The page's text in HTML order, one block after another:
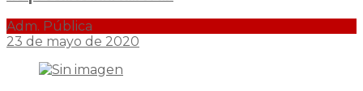
Adm. Pública
23 de mayo de 2020